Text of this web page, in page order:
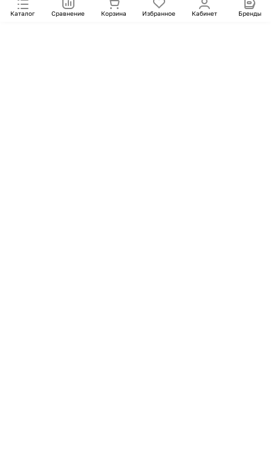
Каталог Сравнение Корзина Избранное Кабинет Бренды